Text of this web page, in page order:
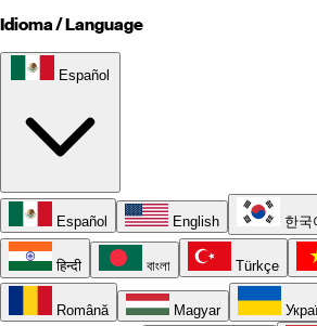
Idioma / Language
Español
Español English 한국
हिन्दी বাংলা Türkçe
Română Magyar